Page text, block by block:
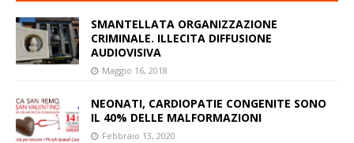
SMANTELLATA ORGANIZZAZIONE
CRIMINALE. ILLECITA DIFFUSIONE
AUDIOVISIVA
Maggio 16, 2018
NEONATI, CARDIOPATIE CONGENITE SONO
IL 40% DELLE MALFORMAZIONI
Febbraio 13, 2020